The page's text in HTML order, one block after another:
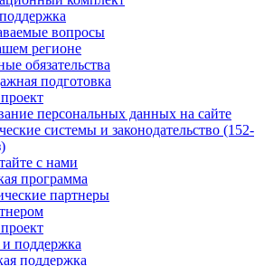
вопросы
регионе
обязательства
подготовка
персональных данных на сайте
системы и законодательство (152-
с нами
программа
партнеры
поддержка
поддержка